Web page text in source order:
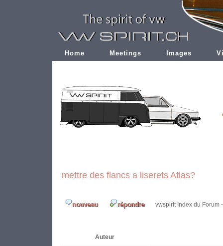
Home Meetings Images
mettre des flancs a liserets Atlas?
vwspirit Index du Forum
Auteur